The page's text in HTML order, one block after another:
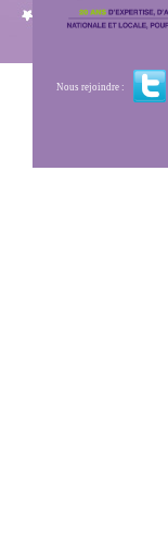
Nous rejoindre :
Site internet de